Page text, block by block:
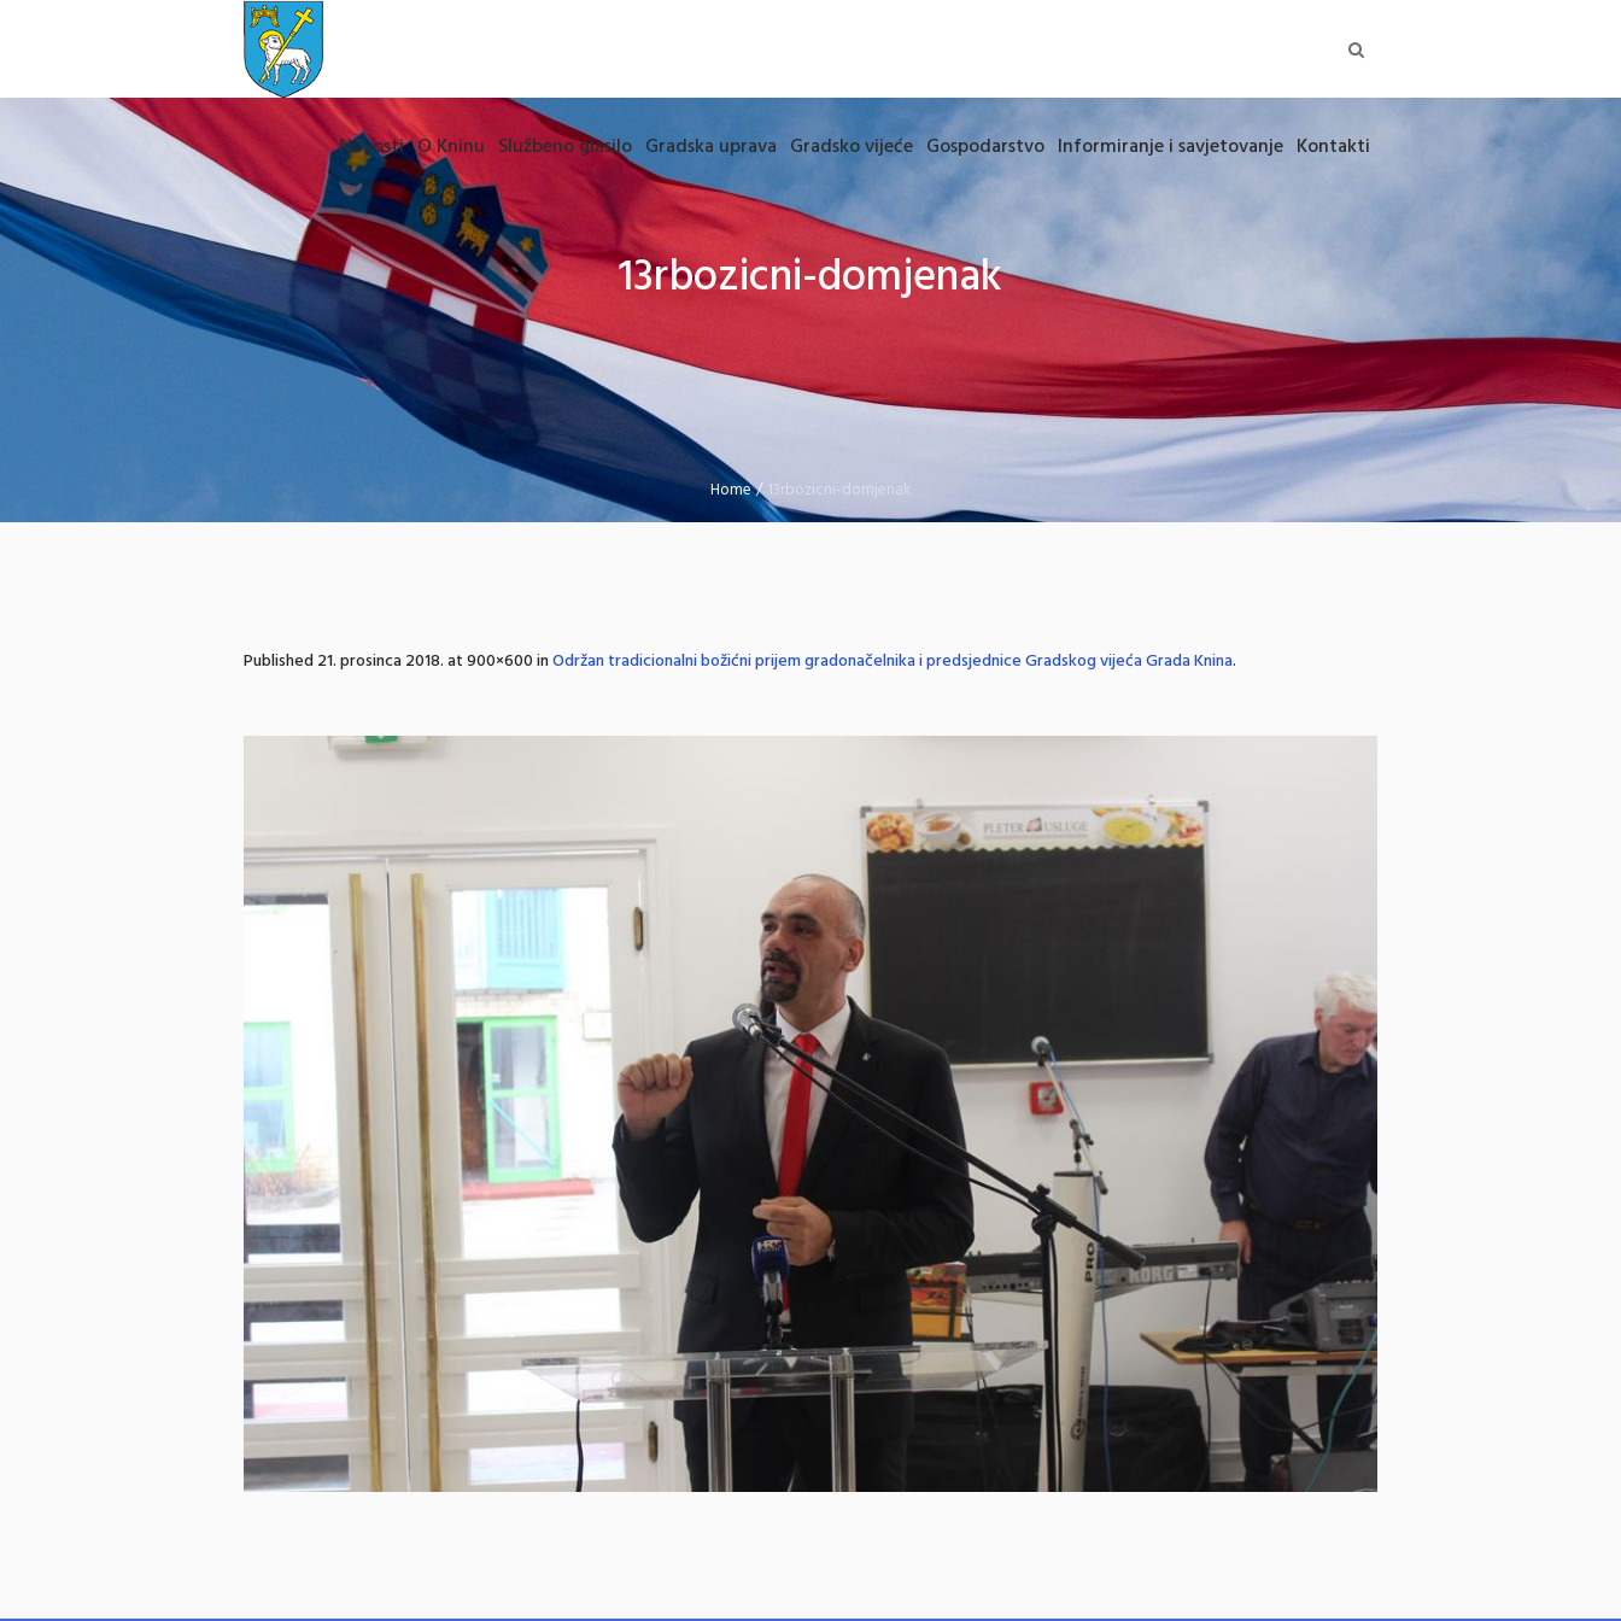
Novosti O Kninu Službeno glasilo Gradska uprava Gradsko vijeće Gospodarstvo Informiranje i savjetovanje Kontakti
13rbozicni-domjenak
Home/13rbozicni-domjenak
Published21. prosinca 2018.at 900×600 inOdržan tradicionalni božićni prijem gradonačelnika i predsjednice Gradskog vijeća Grada Knina.